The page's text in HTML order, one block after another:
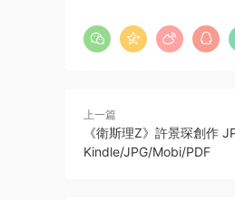
上一篇
《衛斯理Z》許景琛創作
Kindle/JPG/Mobi/PDF